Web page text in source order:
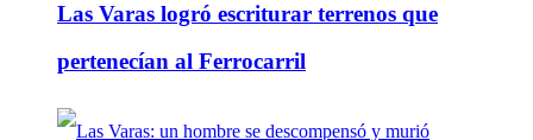
Las Varas logró escriturar terrenos que
pertenecían al Ferrocarril